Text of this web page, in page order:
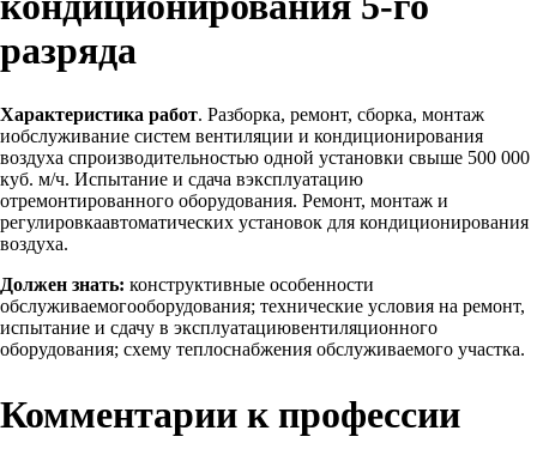
разряда
Характеристика работ. Разборка, ремонт, сборка, монтаж
иобслуживание систем вентиляции и кондиционирования
воздуха спроизводительностью одной установки свыше 500 000
куб. м/ч. Испытание и сдача вэксплуатацию
отремонтированного оборудования. Ремонт, монтаж и
регулировкаавтоматических установок для кондиционирования
воздуха.
Должен знать: конструктивные особенности
обслуживаемогооборудования; технические условия на ремонт,
испытание и сдачу в эксплуатациювентиляционного
оборудования; схему теплоснабжения обслуживаемого участка.
Комментарии к профессии